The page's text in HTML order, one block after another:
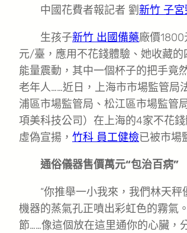
中國花費者報記者 劉新竹 子
生孩子新竹 出國備藥廠價
元/臺，應用不花錢體驗、她收藏
能量震動，其中一個杯子的把手竟
老年人……近日，上海市市場監管局
浦區市場監管局、松江區市場監管
項美科技公司）在上海的4家不花
虛偽宣揚， 竹科 員工健檢已被市場
通俗儀器售價萬元“包治百病”
“你推舉一小我來，我們林天
機器的蒸氣孔正噴出彩虹色的霧氣
節……像這個放在這里通你的心臟，